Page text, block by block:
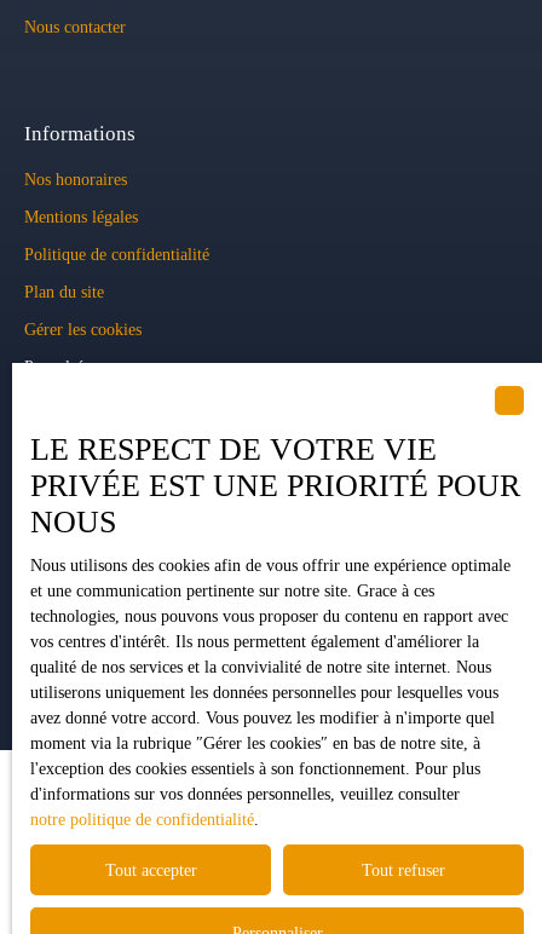
Nous contacter
Informations
Nos honoraires
Mentions légales
Politique de confidentialité
Plan du site
Gérer les cookies
Propulsé par
+33 5 34 35 15 90
1 Impasse Pujeau Rabé
31410 Lavernose-Lacasse
LE RESPECT DE VOTRE VIE
PRIVÉE EST UNE PRIORITÉ POUR
NOUS
Nous utilisons des cookies afin de vous offrir une expérience optimale
et une communication pertinente sur notre site. Grace à ces
technologies, nous pouvons vous proposer du contenu en rapport avec
vos centres d'intérêt. Ils nous permettent également d'améliorer la
qualité de nos services et la convivialité de notre site internet. Nous
utiliserons uniquement les données personnelles pour lesquelles vous
avez donné votre accord. Vous pouvez les modifier à n'importe quel
moment via la rubrique ″Gérer les cookies″ en bas de notre site, à
l'exception des cookies essentiels à son fonctionnement. Pour plus
d'informations sur vos données personnelles, veuillez consulter
notre politique de confidentialité.
Tout accepter Tout refuser